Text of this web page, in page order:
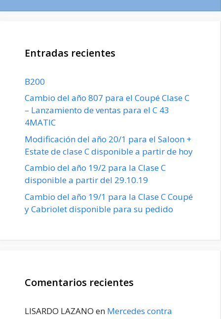
Entradas recientes
B200
Cambio del año 807 para el Coupé Clase C
– Lanzamiento de ventas para el C 43
4MATIC
Modificación del año 20/1 para el Saloon +
Estate de clase C disponible a partir de hoy
Cambio del año 19/2 para la Clase C
disponible a partir del 29.10.19
Cambio del año 19/1 para la Clase C Coupé
y Cabriolet disponible para su pedido
Comentarios recientes
LISARDO LAZANO en Mercedes contra